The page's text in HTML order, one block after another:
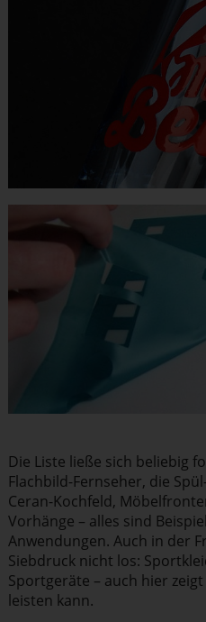
Die Liste ließe sich beliebig
Flachbild-Fernseher, die
Ceran-Kochfeld,
Vorhänge – alles sind
Anwendungen. Auch in der
Siebdruck nicht los:
Sportgeräte – auch hier
leisten kann.